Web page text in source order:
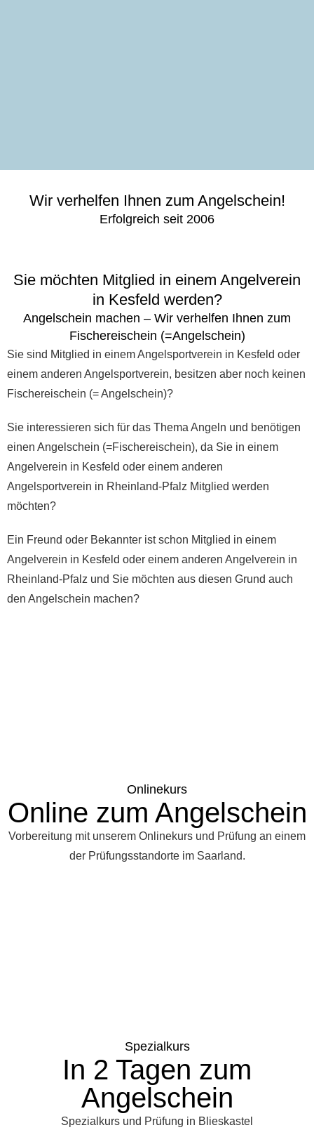
Wir verhelfen Ihnen zum Angelschein!
Erfolgreich seit 2006
Sie möchten Mitglied in einem Angelverein
in Kesfeld werden?
Angelschein machen – Wir verhelfen Ihnen zum
Fischereischein (=Angelschein)
Sie sind Mitglied in einem Angelsportverein in Kesfeld oder
einem anderen Angelsportverein, besitzen aber noch keinen
Fischereischein (= Angelschein)?
Sie interessieren sich für das Thema Angeln und benötigen
einen Angelschein (=Fischereischein), da Sie in einem
Angelverein in Kesfeld oder einem anderen
Angelsportverein in Rheinland-Pfalz Mitglied werden
möchten?
Ein Freund oder Bekannter ist schon Mitglied in einem
Angelverein in Kesfeld oder einem anderen Angelverein in
Rheinland-Pfalz und Sie möchten aus diesen Grund auch
den Angelschein machen?
Onlinekurs
Online zum Angelschein
Vorbereitung mit unserem Onlinekurs und Prüfung an einem
der Prüfungsstandorte im Saarland.
Spezialkurs
In 2 Tagen zum
Angelschein
Spezialkurs und Prüfung in Blieskastel